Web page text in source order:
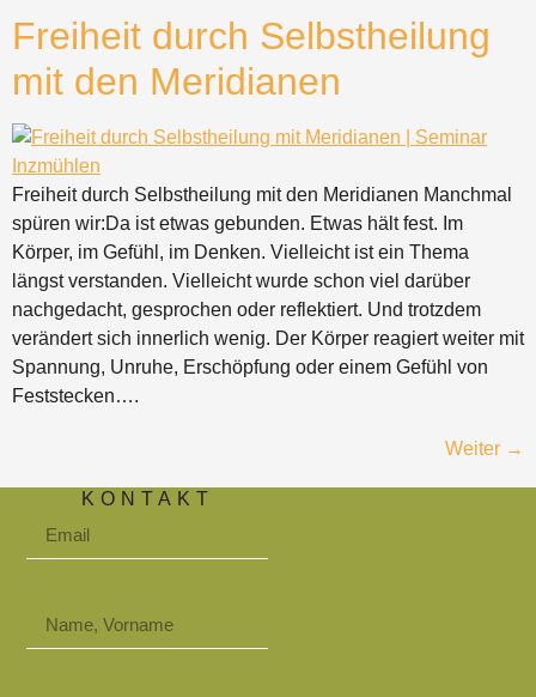
Freiheit durch Selbstheilung
mit den Meridianen
Freiheit durch Selbstheilung mit den Meridianen Manchmal
spüren wir:Da ist etwas gebunden. Etwas hält fest. Im
Körper, im Gefühl, im Denken. Vielleicht ist ein Thema
längst verstanden. Vielleicht wurde schon viel darüber
nachgedacht, gesprochen oder reflektiert. Und trotzdem
verändert sich innerlich wenig. Der Körper reagiert weiter mit
Spannung, Unruhe, Erschöpfung oder einem Gefühl von
Feststecken….
Weiter →
KONTAKT